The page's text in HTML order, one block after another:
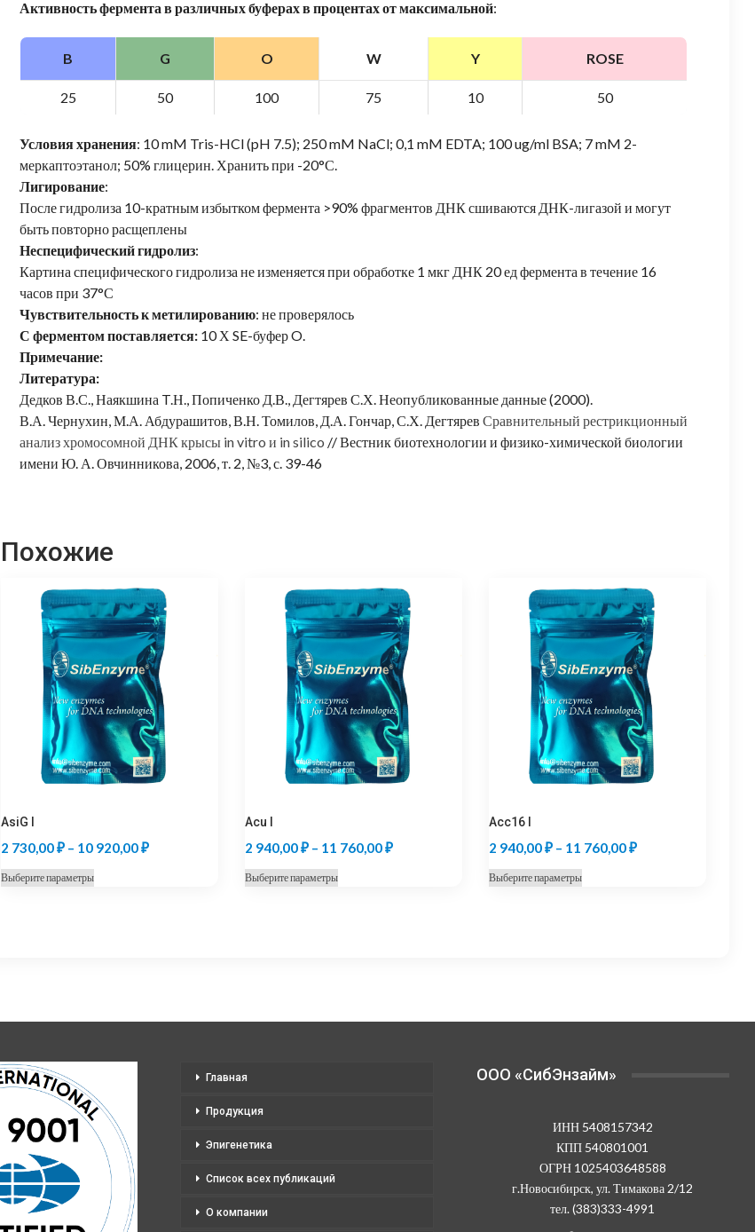
Активность фермента в различных буферах в процентах от максимальной:
B G O W Y ROSE
25 50 100 75 10 50
Условия хранения: 10 mM Tris-HCl (pH 7.5); 250 mM NaCl; 0,1 mM EDTA; 100 ug/ml BSA; 7 mM 2-
меркаптоэтанол; 50% глицерин. Хранить при -20°С.
Лигирование:
После гидролиза 10-кратным избытком фермента >90% фрагментов ДНК сшиваются ДНК-лигазой и могут
быть повторно расщеплены
Неспецифический гидролиз:
Картина специфического гидролиза не изменяется при обработке 1 мкг ДНК 20 ед фермента в течение 16
часов при 37°С
Чувствительность к метилированию: не проверялось
С ферментом поставляется: 10 Х SE-буфер O.
Примечание:
Литература:
Дедков В.С., Наякшина T.Н., Попиченко Д.В., Дегтярев С.Х. Неопубликованные данные (2000).
В.А. Чернухин, М.А. Абдурашитов, В.Н. Томилов, Д.А. Гончар, С.Х. ДегтяревСравнительный рестрикционный
анализ хромосомной ДНК крысы in vitro и in silico // Вестник биотехнологии и физико-химической биологии
имени Ю. А. Овчинникова, 2006, т. 2, №3, с. 39-46
Похожие
AsiG I
2 730,00₽ – 10 920,00₽Диапазон
Выберите параметрыЭтот
выбрать
странице
Acu I
2 940,00₽ – 11 760,00₽Диапазон
Выберите параметрыЭтот
выбрать
Acc16 I
2 940,00₽ – 11 760,00₽Диапазон
Выберите параметрыЭтот
выбрать
товара.
Главная
Продукция
Эпигенетика
Список всех публикаций
О компании
OOO «СибЭнзайм»
ИНН 5408157342
КПП 540801001
ОГРН 1025403648588
г.Новосибирск, ул. Тимакова 2/12
тел. (383)333-4991